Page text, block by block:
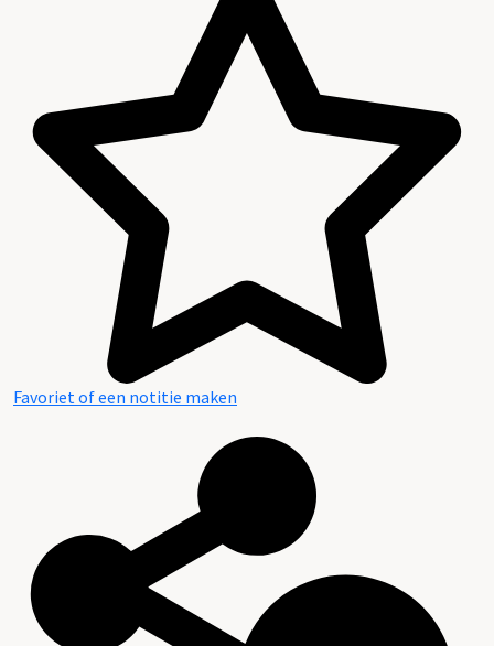
Favoriet of een notitie maken